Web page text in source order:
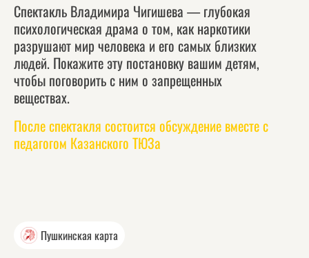
Спектакль Владимира Чигишева — глубокая
психологическая драма о том, как наркотики
разрушают мир человека и его самых близких
людей. Покажите эту постановку вашим детям,
чтобы поговорить с ним о запрещенных
веществах.
После спектакля состоится обсуждение вместе с
педагогом Казанского ТЮЗа
Пушкинская карта